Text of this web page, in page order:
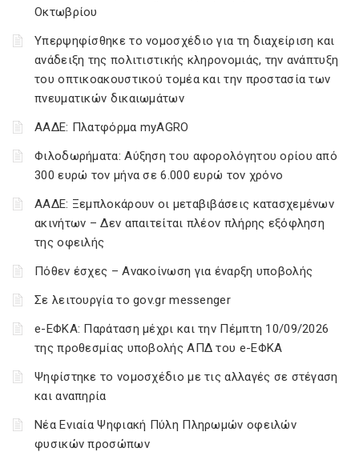
Οκτωβρίου
Υπερψηφίσθηκε το νομοσχέδιο για τη διαχείριση και
ανάδειξη της πολιτιστικής κληρονομιάς, την ανάπτυξη
του οπτικοακουστικού τομέα και την προστασία των
πνευματικών δικαιωμάτων
ΑΑΔΕ: Πλατφόρμα myAGRO
Φιλοδωρήματα: Αύξηση του αφορολόγητου ορίου από
300 ευρώ τον μήνα σε 6.000 ευρώ τον χρόνο
ΑΑΔΕ: Ξεμπλοκάρουν οι μεταβιβάσεις κατασχεμένων
ακινήτων – Δεν απαιτείται πλέον πλήρης εξόφληση
της οφειλής
Πόθεν έσχες – Ανακοίνωση για έναρξη υποβολής
Σε λειτουργία το gov.gr messenger
e-ΕΦΚΑ: Παράταση μέχρι και την Πέμπτη 10/09/2026
της προθεσμίας υποβολής ΑΠΔ του e-ΕΦΚΑ
Ψηφίστηκε το νομοσχέδιο με τις αλλαγές σε στέγαση
και αναπηρία
Νέα Ενιαία Ψηφιακή Πύλη Πληρωμών οφειλών
φυσικών προσώπων